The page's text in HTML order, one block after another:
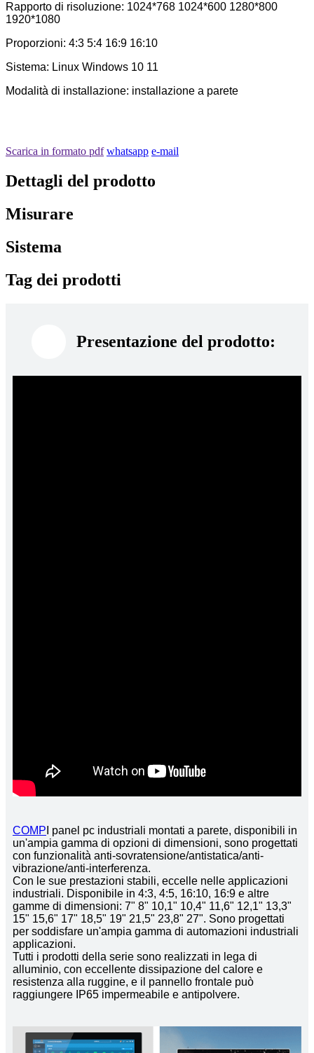
Rapporto di risoluzione: 1024*768 1024*600 1280*800
1920*1080
Proporzioni: 4:3 5:4 16:9 16:10
Sistema: Linux Windows 10 11
Modalità di installazione: installazione a parete
Scarica in formato pdf whatsapp e-mail
Dettagli del prodotto
Misurare
Sistema
Tag dei prodotti
Presentazione del prodotto:
COMP I panel pc industriali montati a parete, disponibili in
un'ampia gamma di opzioni di dimensioni, sono progettati
con funzionalità anti-sovratensione/antistatica/anti-
vibrazione/anti-interferenza.
Con le sue prestazioni stabili, eccelle nelle applicazioni
industriali. Disponibile in 4:3, 4:5, 16:10, 16:9 e altre
gamme di dimensioni: 7" 8" 10,1" 10,4" 11,6" 12,1" 13,3"
15" 15,6" 17" 18,5" 19" 21,5" 23,8" 27". Sono progettati
per soddisfare un'ampia gamma di automazioni industriali
applicazioni.
Tutti i prodotti della serie sono realizzati in lega di
alluminio, con eccellente dissipazione del calore e
resistenza alla ruggine, e il pannello frontale può
raggiungere IP65 impermeabile e antipolvere.